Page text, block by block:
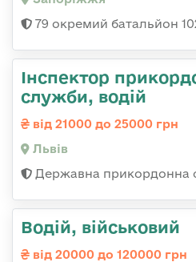
79 окремий батальйон
Інспектор
служби, водій
від 21000 до 25000 грн
Львів
Державна прикордонна
Водій, військовий
від 20000 до 120000 грн